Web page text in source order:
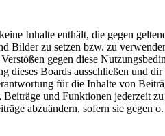
Inhalte enthält, die gegen
Bilder zu setzen bzw. zu
gegen diese
dieses Boards ausschließen und
für die Inhalte von
und Funktionen jederzeit
abzuändern, sofern sie